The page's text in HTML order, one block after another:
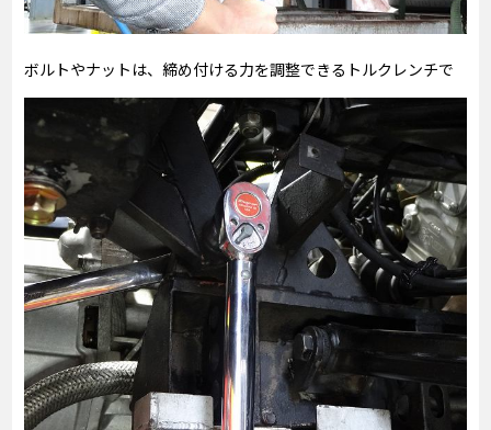
ボルトやナットは、締め付ける力を調整できるトルクレンチで